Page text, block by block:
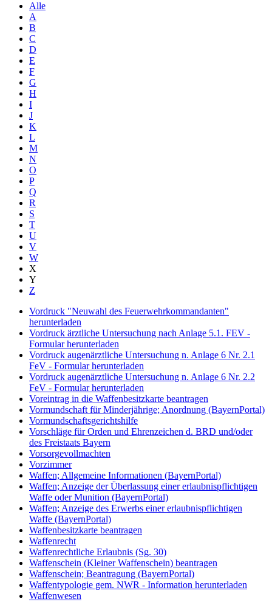
Alle
A
B
C
D
E
F
G
H
I
J
K
L
M
N
O
P
Q
R
S
T
U
V
W
X
Y
Z
Vordruck "Neuwahl des Feuerwehrkommandanten"
herunterladen
Vordruck ärztliche Untersuchung nach Anlage 5.1. FEV -
Formular herunterladen
Vordruck augenärztliche Untersuchung n. Anlage 6 Nr. 2.1
FeV - Formular herunterladen
Vordruck augenärztliche Untersuchung n. Anlage 6 Nr. 2.2
FeV - Formular herunterladen
Voreintrag in die Waffenbesitzkarte beantragen
Vormundschaft für Minderjährige; Anordnung (BayernPortal)
Vormundschaftsgerichtshilfe
Vorschläge für Orden und Ehrenzeichen d. BRD und/oder
des Freistaats Bayern
Vorsorgevollmachten
Vorzimmer
Waffen; Allgemeine Informationen (BayernPortal)
Waffen; Anzeige der Überlassung einer erlaubnispflichtigen
Waffe oder Munition (BayernPortal)
Waffen; Anzeige des Erwerbs einer erlaubnispflichtigen
Waffe (BayernPortal)
Waffenbesitzkarte beantragen
Waffenrecht
Waffenrechtliche Erlaubnis (Sg. 30)
Waffenschein (Kleiner Waffenschein) beantragen
Waffenschein; Beantragung (BayernPortal)
Waffentypologie gem. NWR - Information herunterladen
Waffenwesen